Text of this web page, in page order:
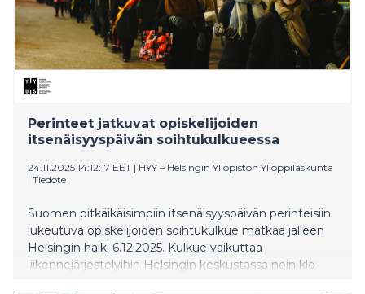
Perinteet jatkuvat opiskelijoiden
itsenäisyyspäivän soihtukulkueessa
24.11.2025 14:12:17 EET | HYY – Helsingin Yliopiston Ylioppilaskunta
| Tiedote
Suomen pitkäikäisimpiin itsenäisyyspäivän perinteisiin
lukeutuva opiskelijoiden soihtukulkue matkaa jälleen
Helsingin halki 6.12.2025. Kulkue vaikuttaa
liikennejärjestelyihin Helsingin keskustassa noin klo